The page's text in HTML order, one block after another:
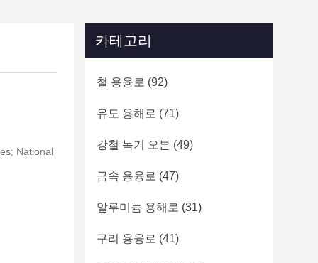
National
카테고리
철 용융로 (92)
유도 용해로 (71)
강철 녹기 오븐 (49)
금속 용융로 (47)
알루미늄 용해로 (31)
구리 용융로 (41)